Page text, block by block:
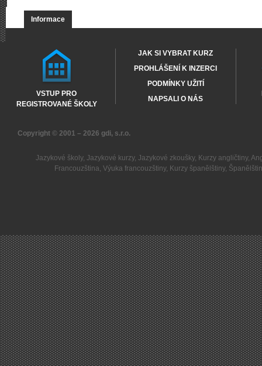
Informace
VSTUP PRO
REGISTROVANÉ ŠKOLY
JAK SI VYBRAT KURZ
PROHLÁŠENÍ K INZERCI
PODMÍNKY UŽITÍ
NAPSALI O NÁS
Copyright © 2001 – 2026 gdi, s.r.o.
Jazykové školy, Jazykové kurzy, Jazykové zkoušky, Kurzy angličtiny,
Francouzština,Výuka francouzštiny, Kurzy španělštiny,